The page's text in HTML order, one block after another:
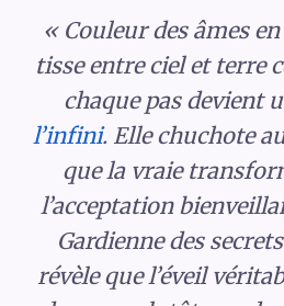
« Couleur des âmes
tisse entre ciel et terre
chaque pas devient
l’infini. Elle chuchote
que la vraie
l’acceptation
Gardienne des
révèle que l’éveil